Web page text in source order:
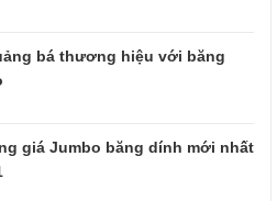
bá thương hiệu với băng
giá Jumbo băng dính mới nhất